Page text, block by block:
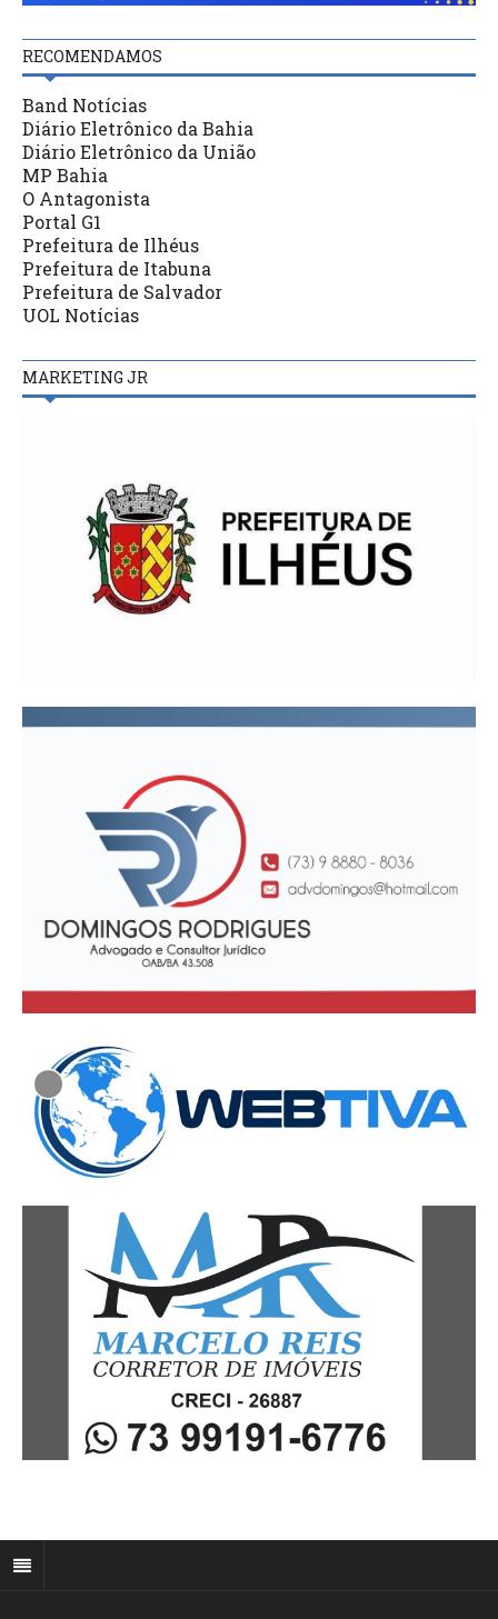
RECOMENDAMOS
Band Notícias
Diário Eletrônico da Bahia
Diário Eletrônico da União
MP Bahia
O Antagonista
Portal G1
Prefeitura de Ilhéus
Prefeitura de Itabuna
Prefeitura de Salvador
UOL Notícias
MARKETING JR